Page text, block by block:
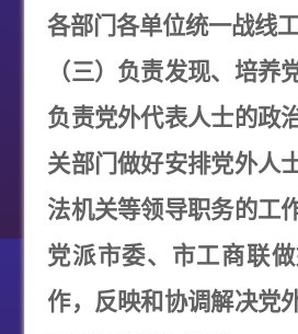
各部门各单位统一战线工
（三）负责发现、培养
负责党外代表人士的政
关部门做好安排党外人
法机关等领导职务的工
党派市委、市工商联
作，反映和协调解决党